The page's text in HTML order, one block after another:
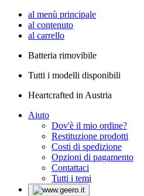
al menù principale
al contenuto
al carrello
Batteria rimovibile
Tutti i modelli disponibili
Heartcrafted in Austria
Aiuto
Dov'è il mio ordine?
Restituzione prodotti
Costi di spedizione
Opzioni di pagamento
Contattaci
Tutti i temi